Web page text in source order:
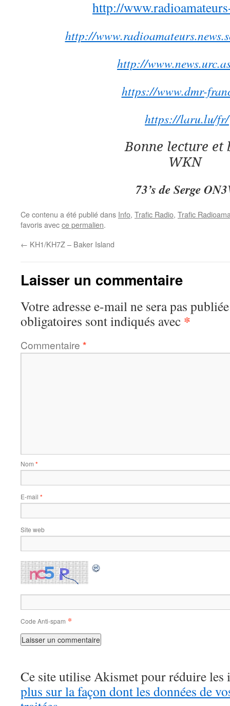
http://
http://
http://
https://www.dmr-
https://laru.lu/fr/
Bonne lecture et
WKN
73’s de Serge
Ce contenu a été publié dans Info, Trafic Radio, Trafic
favoris avecce permalien.
← KH1/KH7Z – Baker Island
Laisser un commentaire
Votre adresse e-mail ne sera pas
obligatoires sont indiqués avec *
Commentaire *
Nom *
E-mail *
Site web
Code Anti-spam *
Ce site utilise Akismet pour réduire les
plus sur la façon dont les données de